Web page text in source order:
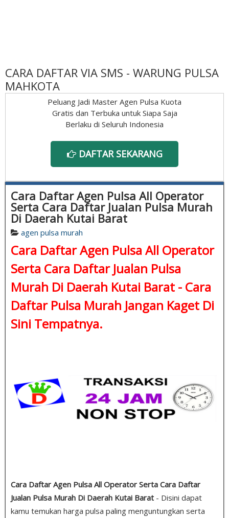
CARA DAFTAR VIA SMS - WARUNG PULSA
MAHKOTA
Peluang Jadi Master Agen Pulsa Kuota
Gratis dan Terbuka untuk Siapa Saja
Berlaku di Seluruh Indonesia
DAFTAR SEKARANG
Cara Daftar Agen Pulsa All Operator
Serta Cara Daftar Jualan Pulsa Murah
Di Daerah Kutai Barat
agen pulsa murah
Cara Daftar Agen Pulsa All Operator
Serta Cara Daftar Jualan Pulsa
Murah Di Daerah Kutai Barat - Cara
Daftar Pulsa Murah Jangan Kaget Di
Sini Tempatnya.
Cara Daftar Agen Pulsa All Operator Serta Cara Daftar
Jualan Pulsa Murah Di Daerah Kutai Barat - Disini dapat
kamu temukan harga pulsa paling menguntungkan serta